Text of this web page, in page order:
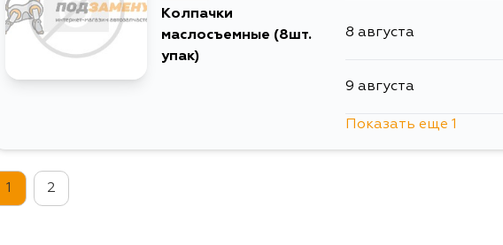
Колпачки
маслосъемные (8шт.
упак)
8 августа
9 августа
Показать еще 1
1 2